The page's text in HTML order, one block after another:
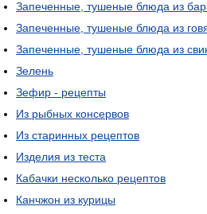
Запеченные, тушеные блюда из
Запеченные, тушеные блюда из
Запеченные, тушеные блюда из
Зелень
Зефир - рецепты
Из рыбных консервов
Из старинных рецептов
Изделия из теста
Кабачки несколько рецептов
Канчжон из курицы